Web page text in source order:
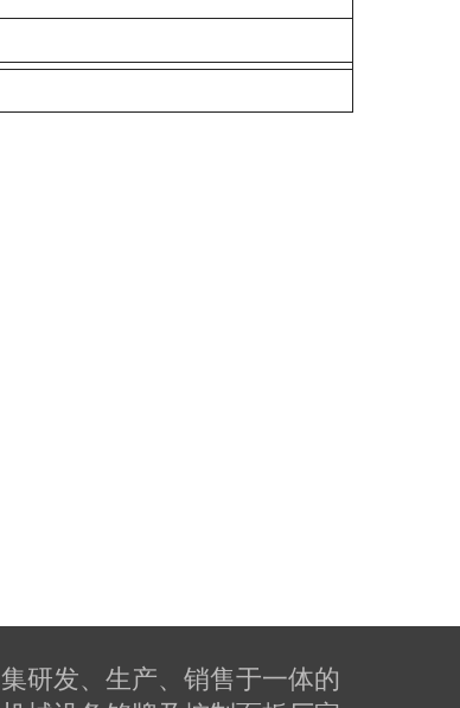
集研发、生产、销售于一体的